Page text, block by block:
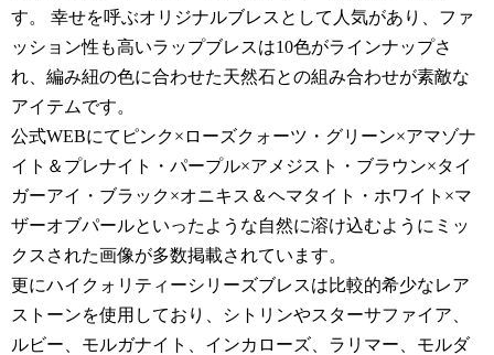
す。 幸せを呼ぶオリジナルブレスとして人気があり、ファ
ッション性も高いラップブレスは10色がラインナップさ
れ、編み紐の色に合わせた天然石との組み合わせが素敵な
アイテムです。
公式WEBにてピンク×ローズクォーツ・グリーン×アマゾナ
イト＆プレナイト・パープル×アメジスト・ブラウン×タイ
ガーアイ・ブラック×オニキス＆ヘマタイト・ホワイト×マ
ザーオブパールといったような自然に溶け込むようにミッ
クスされた画像が多数掲載されています。
更にハイクォリティーシリーズブレスは比較的希少なレア
ストーンを使用しており、シトリンやスターサファイア、
ルビー、モルガナイト、インカローズ、ラリマー、モルダ